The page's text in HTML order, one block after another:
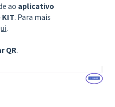
ao aplicativo
KIT. Para mais
.
QR.